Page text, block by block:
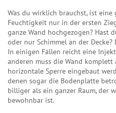
Was du wirklich brauchst, ist eine
Feuchtigkeit nur in der ersten
ganze Wand hochgezogen? Hast
oder nur Schimmel an der
In einigen Fällen reicht eine
anderen muss die Wand
horizontale Sperre eingebaut
denen sogar die Bodenplatte
billiger als ein ganzer Raum, der
bewohnbar ist.